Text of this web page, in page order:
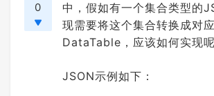
0
中，假如有一个集合类型的
现需要将这个集合转换成对
DataTable，应该如何实现
JSON示例如下：